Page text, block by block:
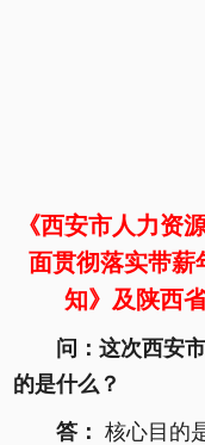
《西安市人力资
面贯彻落实带薪
知》及陕西
问：这次西安
的是什么？
答： 核心目的